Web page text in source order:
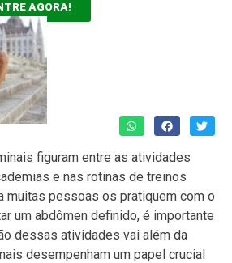
AGORA!
figuram entre as atividades
e nas rotinas de treinos
muitas pessoas os pratiquem com o
um abdômen definido, é importante
dessas atividades vai além da
desempenham um papel crucial